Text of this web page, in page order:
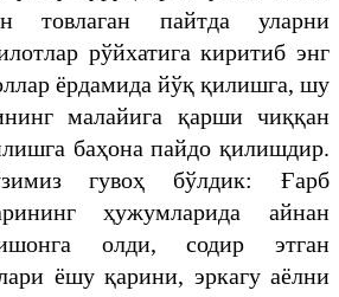
товлаган пайтда уларни
рўйхатига киритиб энг
ёрдамида йўқ қилишга, шу
малайига қарши чиққан
баҳона пайдо қилишдир.
гувоҳ бўлдик: Ғарб
ҳужумларида айнан
олди, содир этган
ёшу қарини, эркагу аёлни